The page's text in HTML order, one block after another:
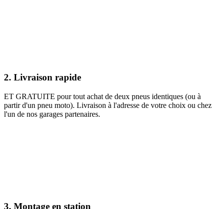
2. Livraison rapide
ET GRATUITE pour tout achat de deux pneus identiques (ou à
partir d'un pneu moto). Livraison à l'adresse de votre choix ou chez
l'un de nos garages partenaires.
3. Montage en station